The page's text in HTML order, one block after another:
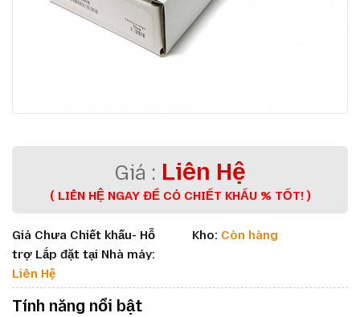
Liên Hệ
( LIÊN HỆ NGAY ĐỂ CÓ CHIẾT KHẤU % TỐT! )
Giá Chưa Chiết khấu- Hỗ
trợ Lắp đặt tại Nhà máy:
Liên Hệ
Kho: Còn hàng
Tính năng nổi bật